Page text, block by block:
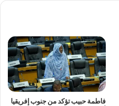
فاطمة حبيب تؤكد من جنوب إفريقيا